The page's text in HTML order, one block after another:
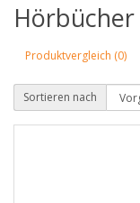
Hörbücher
Produktvergleich (0)
Sortieren nach